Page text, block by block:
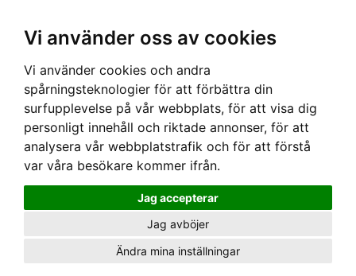
Vi använder oss av cookies
Vi använder cookies och andra
spårningsteknologier för att förbättra din
surfupplevelse på vår webbplats, för att visa dig
personligt innehåll och riktade annonser, för att
analysera vår webbplatstrafik och för att förstå
var våra besökare kommer ifrån.
Jag accepterar
Jag avböjer
Ändra mina inställningar
Hem›Bagagerumsmattor› Cool-Liner Bagagerumsmatta - Volvo V40 II & Cross Country
5d Juli/12-